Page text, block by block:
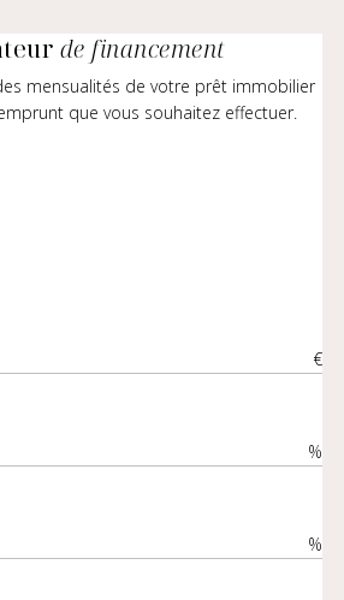
de financement
mensualités de votre prêt immobilier
que vous souhaitez effectuer.
€
%
%